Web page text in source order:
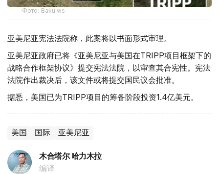
Фото: Baku.ws
亚美尼亚宪法法院称，此案将以书面形式审理。
亚美尼亚政府已将《亚美尼亚与美国在TRIPP项目框架下的
战略合作框架协议》提交宪法法院，以审查其合宪性。宪法
法院作出裁决后，该文件或将提交国民议会批准。
据悉，美国已为TRIPP项目的筹备阶段投资1.4亿美元。
美国 国际 亚美尼亚
木合塔尔 哈力木拉
编译